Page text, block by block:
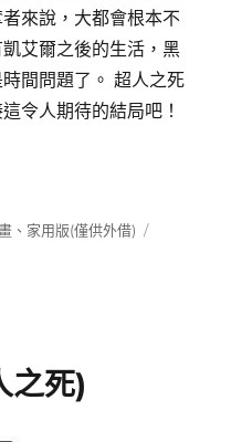
來說，大都會根本不
艾爾之後的生活，黑
間問題了。 超人之死
令人期待的結局吧！
、 家用版(僅供外借)
死)